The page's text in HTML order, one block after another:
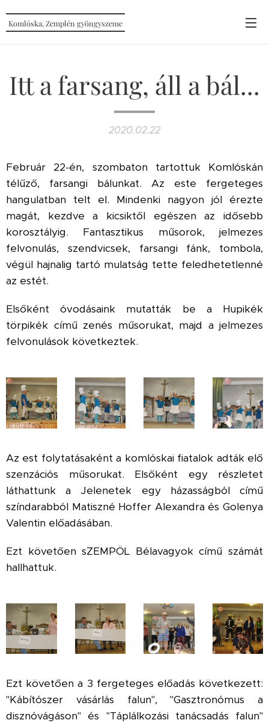
Komlóska, Zemplén gyöngyszeme
Itt a farsang, áll a bál...
2020.02.22
Február 22-én, szombaton tartottuk Komlóskán
télűző, farsangi bálunkat. Az este fergeteges
hangulatban telt el. Mindenki nagyon jól érezte
magát, kezdve a kicsiktől egészen az idősebb
korosztályig. Fantasztikus műsorok, jelmezes
felvonulás, szendvicsek, farsangi fánk, tombola,
végül hajnalig tartó mulatság tette feledhetetlenné
az estét.
Elsőként óvodásaink mutatták be a Hupikék
törpikék című zenés műsorukat, majd a jelmezes
felvonulások következtek.
Az est folytatásaként a komlóskai fiatalok adták elő
szenzációs műsorukat. Elsőként egy részletet
láthattunk a Jelenetek egy házasságból című
színdarabból Matiszné Hoffer Alexandra és Golenya
Valentin előadásában.
Ezt követően sZEMPÖL Bélavagyok című számát
hallhattuk.
Ezt követően a 3 fergeteges előadás következett:
"Kábítószer vásárlás falun", "Gasztronómus a
disznóvágáson" és "Táplálkozási tanácsadás falun"